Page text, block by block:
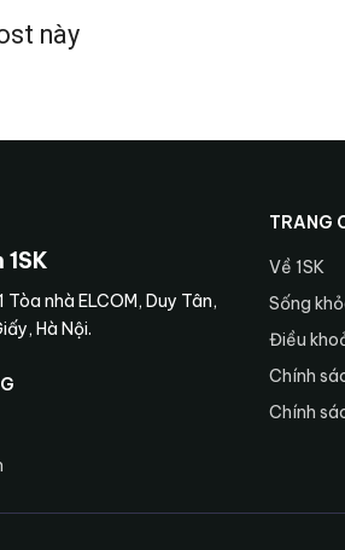
này
Tòa nhà ELCOM, Duy Tân,
Hà Nội.
TRANG
Về 1SK
Sống
Điều
Chính
Chính